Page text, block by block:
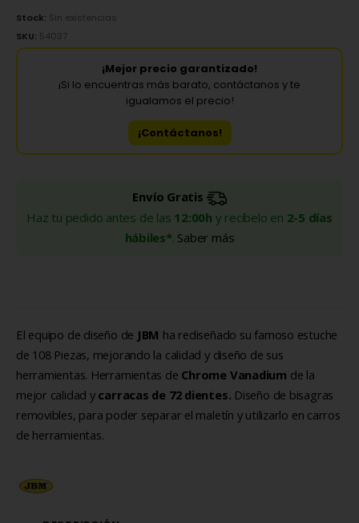
Stock: Sin existencias
SKU: 54037
¡Mejor precio garantizado!
¡Si lo encuentras más barato, contáctanos y te
igualamos el precio!
¡Contáctanos!
Envío Gratis
Haz tu pedido antes de las 12:00h y recíbelo en 2-5 días
hábiles*. Saber más
El equipo de diseño de JBM ha rediseñado su famoso estuche
de 108 Piezas, mejorando la calidad y diseño de sus
herramientas. Herramientas de Chrome Vanadium de la
mejor calidad y carracas de 72 dientes. Diseño de bisagras
removibles, para poder separar el maletín y utilizarlo en carros
de herramientas.